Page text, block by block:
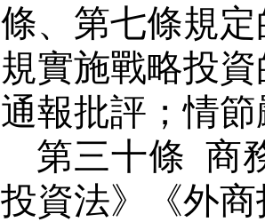
條、第七條規
規實施戰略投
通報批評；情
第三十條 商
投資法》《外